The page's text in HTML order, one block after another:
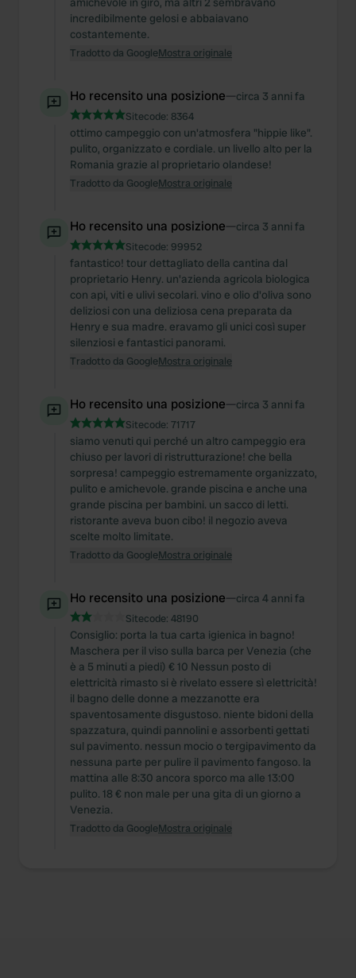
incredibilmente gelosi e abbaiavano
costantemente.
Tradotto da GoogleMostra originale
Ho recensito una posizione—circa 3 anni fa
Sitecode: 8364
ottimo campeggio con un'atmosfera "hippie like".
pulito, organizzato e cordiale. un livello alto per la
Romania grazie al proprietario olandese!
Tradotto da GoogleMostra originale
Ho recensito una posizione—circa 3 anni fa
Sitecode: 99952
fantastico! tour dettagliato della cantina dal
proprietario Henry. un'azienda agricola biologica
con api, viti e ulivi secolari. vino e olio d'oliva sono
deliziosi con una deliziosa cena preparata da
Henry e sua madre. eravamo gli unici così super
silenziosi e fantastici panorami.
Tradotto da GoogleMostra originale
Ho recensito una posizione—circa 3 anni fa
Sitecode: 71717
siamo venuti qui perché un altro campeggio era
chiuso per lavori di ristrutturazione! che bella
sorpresa! campeggio estremamente organizzato,
pulito e amichevole. grande piscina e anche una
grande piscina per bambini. un sacco di letti.
ristorante aveva buon cibo! il negozio aveva
scelte molto limitate.
Tradotto da GoogleMostra originale
Ho recensito una posizione—circa 4 anni fa
Sitecode: 48190
Consiglio: porta la tua carta igienica in bagno!
Maschera per il viso sulla barca per Venezia (che
è a 5 minuti a piedi) € 10 Nessun posto di
elettricità rimasto si è rivelato essere sì elettricità!
il bagno delle donne a mezzanotte era
spaventosamente disgustoso. niente bidoni della
spazzatura, quindi pannolini e assorbenti gettati
sul pavimento. nessun mocio o tergipavimento da
nessuna parte per pulire il pavimento fangoso. la
mattina alle 8:30 ancora sporco ma alle 13:00
pulito. 18 € non male per una gita di un giorno a
Venezia.
Tradotto da GoogleMostra originale